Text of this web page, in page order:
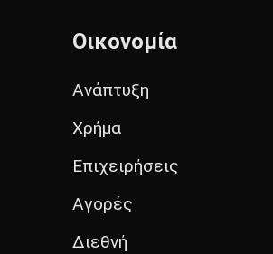
Οικονομία
Ανάπτυξη
Χρήμα
Επιχειρήσεις
Αγορές
Διεθνή